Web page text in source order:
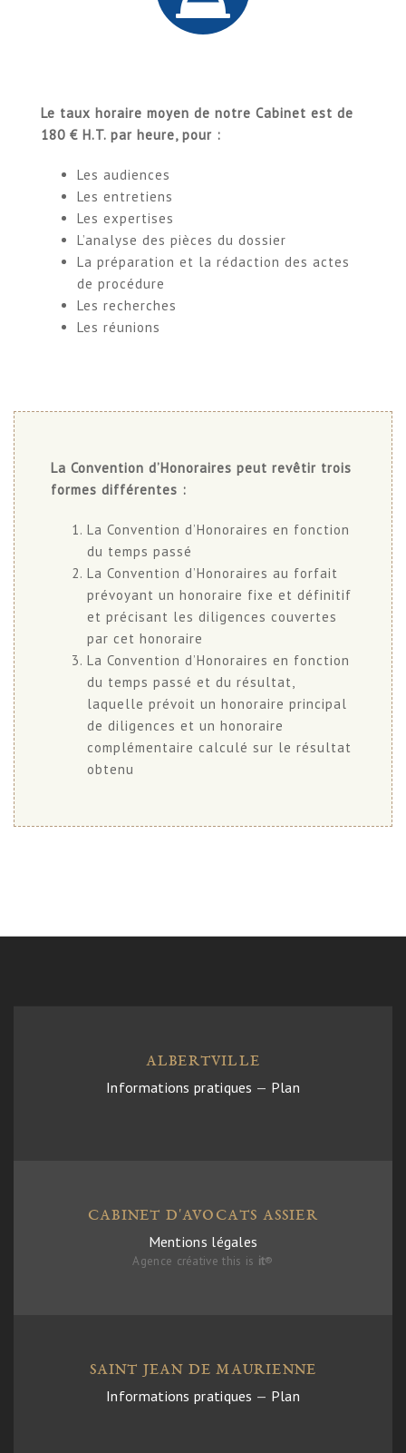
Le taux horaire moyen de notre Cabinet est de
180 € H.T. par heure, pour :
Les audiences
Les entretiens
Les expertises
L’analyse des pièces du dossier
La préparation et la rédaction des actes
de procédure
Les recherches
Les réunions
La Convention d’Honoraires peut revêtir trois
formes différentes :
La Convention d’Honoraires en fonction
du temps passé
La Convention d’Honoraires au forfait
prévoyant un honoraire fixe et définitif
et précisant les diligences couvertes
par cet honoraire
La Convention d’Honoraires en fonction
du temps passé et du résultat,
laquelle prévoit un honoraire principal
de diligences et un honoraire
complémentaire calculé sur le résultat
obtenu
ALBERTVILLE
Informations pratiques — Plan
CABINET D'AVOCATS ASSIER
Mentions légales
Agence créative this is it®
SAINT JEAN DE MAURIENNE
Informations pratiques — Plan